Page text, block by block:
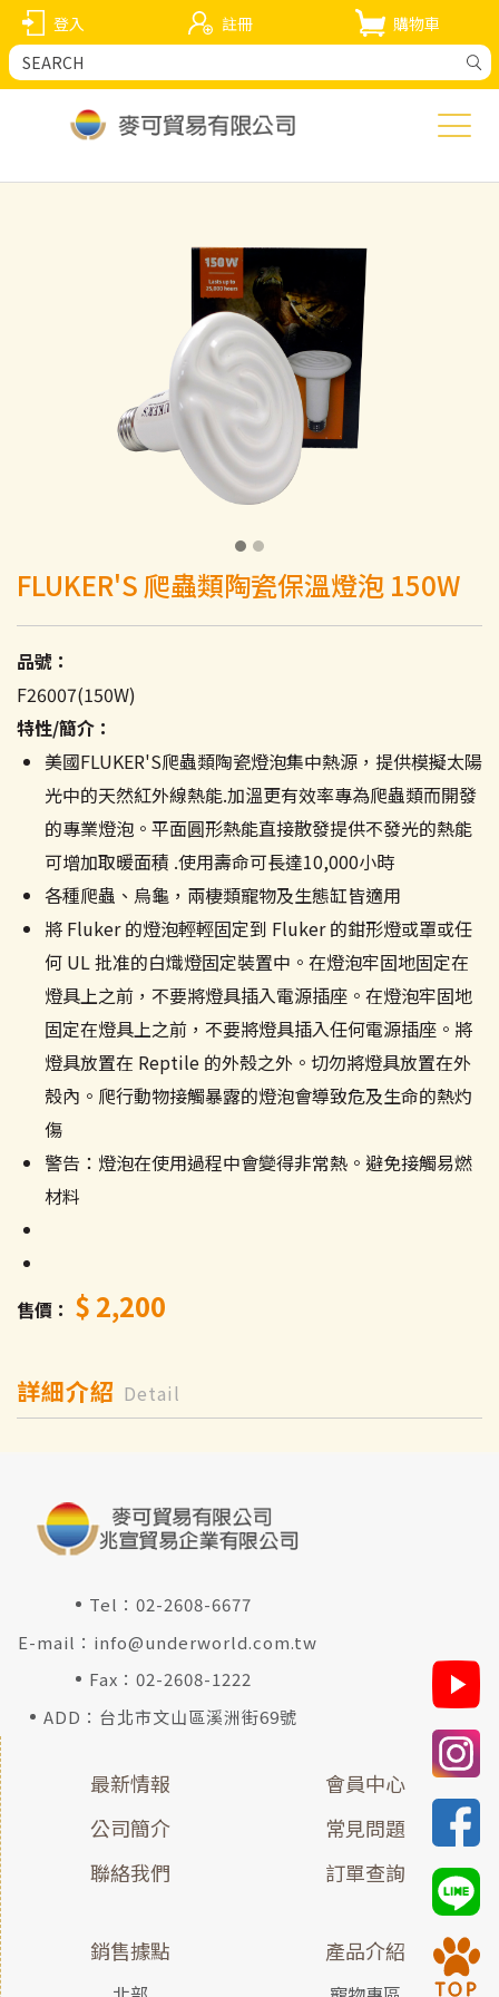
登入 註冊 購物車
FLUKER'S 爬蟲類陶瓷保溫燈泡 150W
品號：
F26007(150W)
特性/簡介：
美國FLUKER'S爬蟲類陶瓷燈泡集中熱源，提供模擬太陽
光中的天然紅外線熱能.加溫更有效率專為爬蟲類而開發
的專業燈泡。平面圓形熱能直接散發提供不發光的熱能
可增加取暖面積 .使用壽命可長達10,000小時
各種爬蟲、烏龜，兩棲類寵物及生態缸皆適用
將 Fluker 的燈泡輕輕固定到 Fluker 的鉗形燈或罩或任
何 UL 批准的白熾燈固定裝置中。在燈泡牢固地固定在
燈具上之前，不要將燈具插入電源插座。在燈泡牢固地
固定在燈具上之前，不要將燈具插入任何電源插座。將
燈具放置在 Reptile 的外殼之外。切勿將燈具放置在外
殼內。爬行動物接觸暴露的燈泡會導致危及生命的熱灼
傷
警告：燈泡在使用過程中會變得非常熱。避免接觸易燃
材料
售價 $ 2,200
詳細介紹 Detail
Tel：02-2608-6677
E-mail： info@underworld.com.tw
Fax：02-2608-1222
ADD：台北市文山區溪洲街69號
最新情報
公司簡介
聯絡我們
會員中心
常見問題
訂單查詢
銷售據點 產品介紹